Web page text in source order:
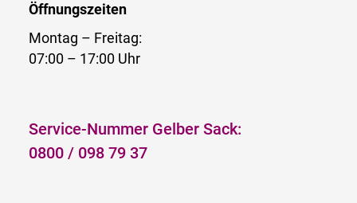
Öffnungszeiten
Montag – Freitag:
07:00 – 17:00 Uhr
Service-Nummer Gelber Sack:
0800 / 098 79 37